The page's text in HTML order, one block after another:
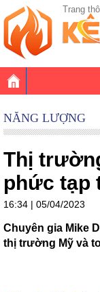
Trang
NĂNG LƯỢNG
Thị
phức tạp
16:34 | 05/04/2023
Chuyên gia Mike
thị trường Mỹ và